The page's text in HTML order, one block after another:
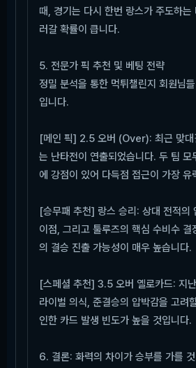
때, 경기는 다시 한번 랑스가 주도하는
러갈 확률이 큽니다.
5. 전문가 픽 추천 및 베팅 전략
정밀 분석을 통한 먹튀챌린지 회원님
입니다.
[메인 픽] 2.5 오버 (Over): 최근 맞대
는 난타전이 연출되었습니다. 두 팀 모
에 강점이 있어 다득점 접근이 가장 유
[승무패 추천] 랑스 승리: 상대 전적의
이점, 그리고 툴루즈의 핵심 수비수 결
의 결승 진출 가능성이 매우 높습니다.
[스페셜 추천] 3.5 오버 옐로카드: 지
라이벌 의식, 준결승의 압박감을 고려
인한 카드 발생 빈도가 높을 것입니다.
6. 결론: 화력의 차이가 승부를 가를 것